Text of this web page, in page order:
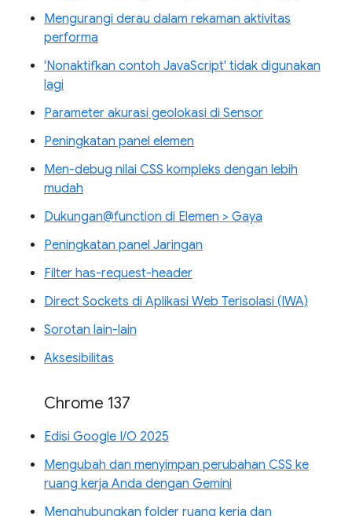
Mengurangi derau dalam rekaman aktivitas
performa
'Nonaktifkan contoh JavaScript' tidak digunakan
lagi
Parameter akurasi geolokasi di Sensor
Peningkatan panel elemen
Men-debug nilai CSS kompleks dengan lebih
mudah
Dukungan@function di Elemen > Gaya
Peningkatan panel Jaringan
Filter has-request-header
Direct Sockets di Aplikasi Web Terisolasi (IWA)
Sorotan lain-lain
Aksesibilitas
Chrome 137
Edisi Google I/O 2025
Mengubah dan menyimpan perubahan CSS ke
ruang kerja Anda dengan Gemini
Menghubungkan folder ruang kerja dan